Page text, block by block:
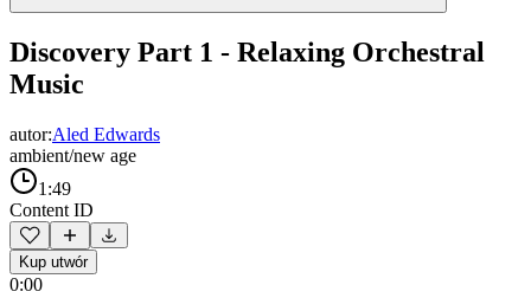
Discovery Part 1 - Relaxing Orchestral
Music
autor:Aled Edwards
ambient/new age
1:49
Content ID
Kup utwór
0:00